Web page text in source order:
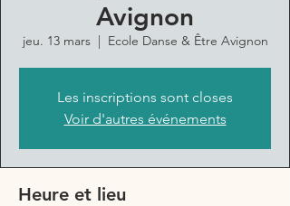
Avignon
jeu. 13 mars
  |
Ecole Danse & Être Avignon
Les inscriptions sont closes
Voir d'autres événements
Heure et lieu